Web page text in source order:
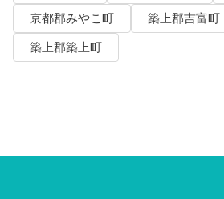
京都郡みやこ町
築上郡吉富町
築上郡築上町